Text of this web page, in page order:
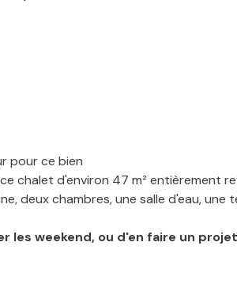
pour ce bien
d'environ 47 m² entièrement
deux chambres, une salle d'eau,
les weekend, ou d'en faire un